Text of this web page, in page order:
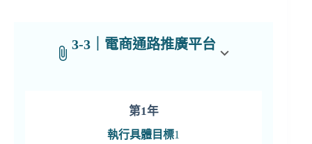
3-3｜電商通路推廣平台
第1年
執行具體目標1